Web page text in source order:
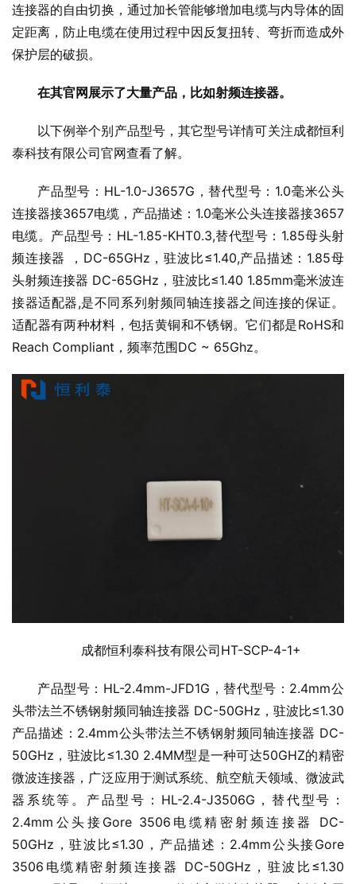
连接器的自由切换，通过加长管能够增加电缆与内导体的固
定距离，防止电缆在使用过程中因反复扭转、弯折而造成外
保护层的破损。
在其官网展示了大量产品，比如射频连接器。
以下例举个别产品型号，其它型号详情可关注成都恒利
泰科技有限公司官网查看了解。
产品型号：HL-1.0-J3657G，替代型号：1.0毫米公头
连接器接3657电缆，产品描述：1.0毫米公头连接器接3657
电缆。产品型号：HL-1.85-KHT0.3,替代型号：1.85母头射
频连接器 ，DC-65GHz，驻波比≤1.40,产品描述：1.85母
头射频连接器 DC-65GHz，驻波比≤1.40 1.85mm毫米波连
接器适配器,是不同系列射频同轴连接器之间连接的保证。
适配器有两种材料，包括黄铜和不锈钢。它们都是RoHS和
Reach Compliant，频率范围DC ~ 65Ghz。
成都恒利泰科技有限公司HT-SCP-4-1+
产品型号：HL-2.4mm-JFD1G，替代型号：2.4mm公
头带法兰不锈钢射频同轴连接器 DC-50GHz，驻波比≤1.30
产品描述：2.4mm公头带法兰不锈钢射频同轴连接器 DC-
50GHz，驻波比≤1.30 2.4MM型是一种可达50GHZ的精密
微波连接器，广泛应用于测试系统、航空航天领域、微波武
器系统等。产品型号：HL-2.4-J3506G，替代型号：
2.4mm公头接Gore 3506电缆精密射频连接器 DC-
50GHz，驻波比≤1.30，产品描述：2.4mm公头接Gore
3506电缆精密射频连接器 DC-50GHz，驻波比≤1.30